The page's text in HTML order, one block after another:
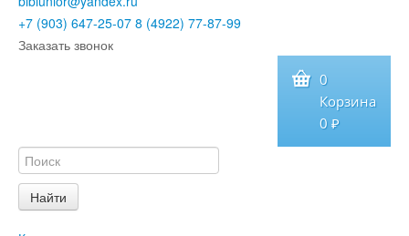
+7 (903) 647-25-07 8 (4922) 77-87-99
Заказать звонок
0
Корзина
0 ₽